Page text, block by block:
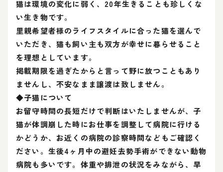
猫は環境の変化に弱く、20年生きることも珍しくな
い生き物です。
里親希望者様のライフスタイルに合った猫を選んで
いただき、猫も飼い主も双方が幸せに暮らせること
を理想としています。
掲載期限を過ぎたからと言って野に放つこともあり
ませんし、不安なまま譲渡は致しません。
◆子猫について
お留守時間の長短だけで判断はいたしませんが、子
猫が体調崩した時にお仕事を調整して病院に行ける
かどうか、お近くの病院の診察時間などもご確認く
ださい。生後4ヶ月中の避妊去勢手術ができない動物
病院も多いです。体重や排泄の状況をみながら、早